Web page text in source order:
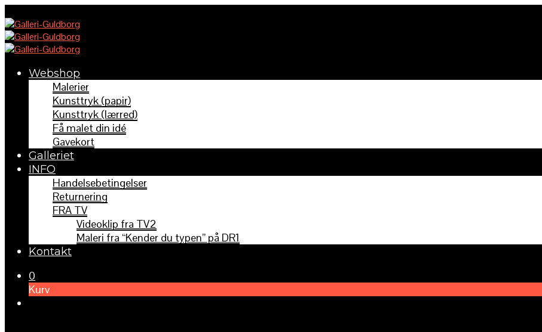
Webshop
Malerier
Kunsttryk (papir)
Kunsttryk (lærred)
Få malet din idé
Gavekort
Galleriet
INFO
Handelsebetingelser
Returnering
FRA TV
Videoklip fra TV2
Maleri fra “Kender du typen” på DR1
Kontakt
0
Kurv